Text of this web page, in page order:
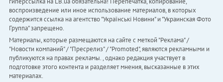
воспроизведение или иное использование материалов, в которых
содержится ссылка на агентство "Українськi Новини" и "Украинская Фото
Группа" запрещено.
Материалы, которые размещаются на сайте с меткой "Реклама" /
"Новости компаний" / "Пресрелиз" / "Promoted", являются рекламными и
публикуются на правах рекламы. , однако редакция участвует в
подготовке этого контента и разделяет мнения, высказанные в этих
материалах.